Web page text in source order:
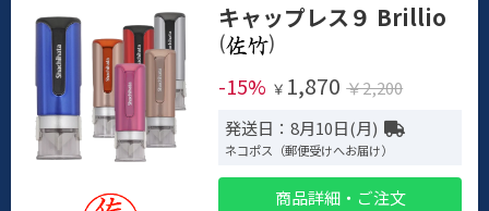
キャップレス９ Brillio
(
)
-15% ￥ 1,870 ￥2,200
発送日：8月10日(月)
ネコポス（郵便受けへお届け）
商品詳細・ご注文